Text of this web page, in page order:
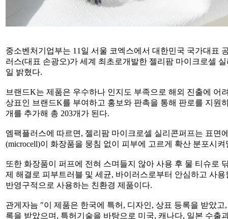
중소벤처기업부는 11일 서울 코엑스에서 대한민국 국가대표
러스(대표 손광오)가 세계 최초로개발한 젤리팜 마이크로셀
일 밝혔다.
브랜드K는 제품은 우수하나 인지도 부족으로 해외 진출에 어
상표인 브랜드K를 부여하고 홍보와 판촉을 통해 판로를 지원
개를 추가해 총 203개가 된다.
엠팩플러스에 따르면, 젤리팜 마이크로셀 실리콘퍼프는 표면
(microcell)이 화장품을 뭉침 없이 피부에 고르게 확산 분포시
또한 화장품이 퍼프에 전혀 스며들지 않아 사용 후 물 티슈로
제 해결로 피부트러블 및 세균, 바이러스로부터 안심하고 사
반영구적으로 사용하는 친환경 제품이다.
관게자늠 "이 제품은 한국에 특허, 디자인, 상표 등록을 받았
록을 받았으며, 특허기술을 바탕으로 미국, 캐나다, 일본 수출